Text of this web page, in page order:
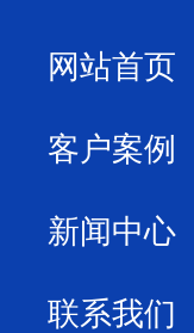
网站首页
客户案例
新闻中心
联系我们